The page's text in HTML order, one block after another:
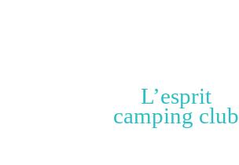
L’esprit
camping club